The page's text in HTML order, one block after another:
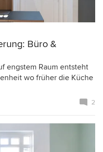
Büro &
engstem Raum entsteht
wo früher die Küche
2